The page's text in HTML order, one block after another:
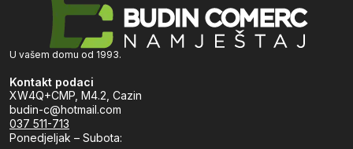
U vašem domu od 1993.
Kontakt podaci
XW4Q+CMP, M4.2, Cazin
budin-c@hotmail.com
037 511-713
Ponedjeljak – Subota: